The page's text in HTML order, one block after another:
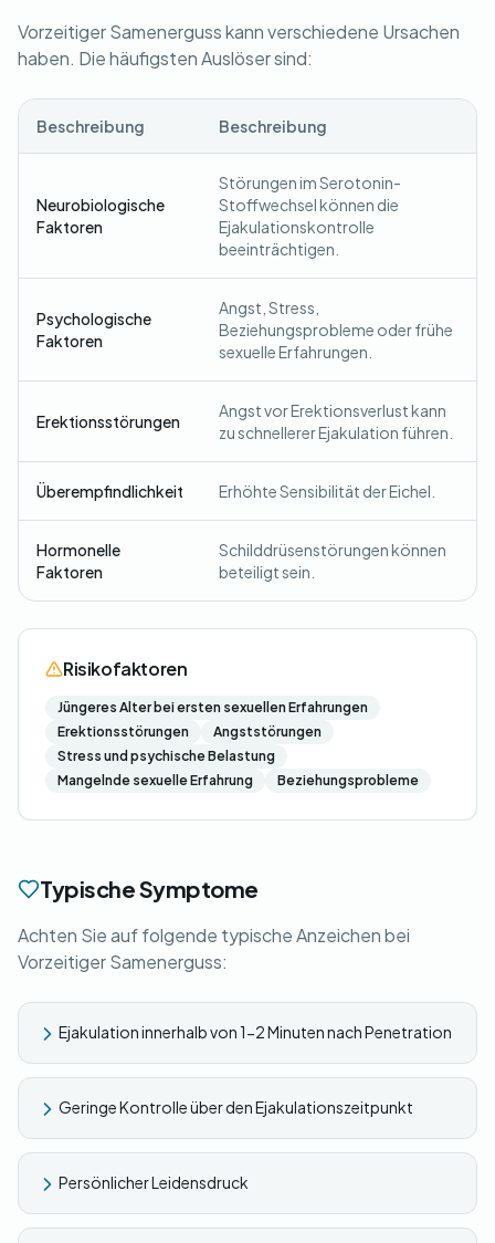
Vorzeitiger Samenerguss kann verschiedene Ursachen
haben. Die häufigsten Auslöser sind:
Beschreibung Beschreibung
Neurobiologische
Faktoren
Störungen im Serotonin-
Stoffwechsel können die
Ejakulationskontrolle
beeinträchtigen.
Psychologische
Faktoren
Angst, Stress,
Beziehungsprobleme oder frühe
sexuelle Erfahrungen.
Erektionsstörungen
Angst vor Erektionsverlust kann
zu schnellerer Ejakulation führen.
Überempfindlichkeit Erhöhte Sensibilität der Eichel.
Hormonelle
Faktoren
Schilddrüsenstörungen können
beteiligt sein.
Risikofaktoren
Jüngeres Alter bei ersten sexuellen Erfahrungen
Erektionsstörungen
Angststörungen
Stress und psychische Belastung
Mangelnde sexuelle Erfahrung
Beziehungsprobleme
Typische Symptome
Achten Sie auf folgende typische Anzeichen bei
Vorzeitiger Samenerguss:
Ejakulation innerhalb von 1-2 Minuten nach Penetration
Geringe Kontrolle über den Ejakulationszeitpunkt
Persönlicher Leidensdruck